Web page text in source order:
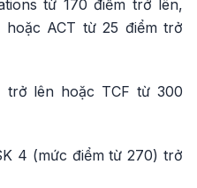
từ 170 điểm trở lên,
ACT từ 25 điểm trở
trở lên hoặc TCF từ 300
4 (mức điểm từ 270) trở